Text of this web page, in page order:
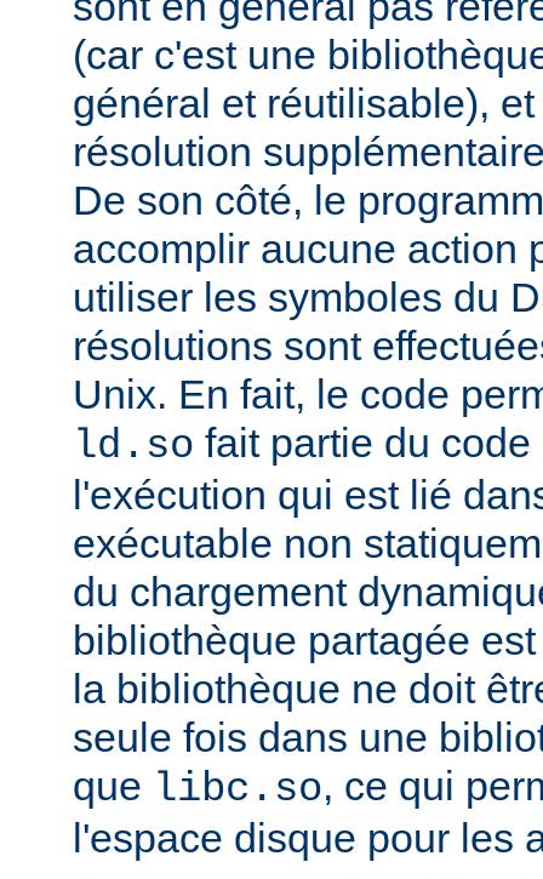
(car c'est une
général et réutilisable),
résolution
De son côté, le
accomplir aucune action
utiliser les symboles du
résolutions sont
Unix. En fait, le code
ld.so fait partie du
l'exécution qui est lié
exécutable non
du chargement
bibliothèque partagée
la bibliothèque ne doit
seule fois dans une
que libc.so, ce qui
l'espace disque pour les